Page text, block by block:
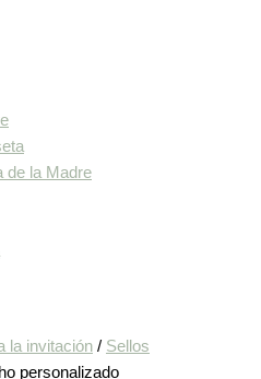
de la Madre
la invitación / Sellos
personalizado